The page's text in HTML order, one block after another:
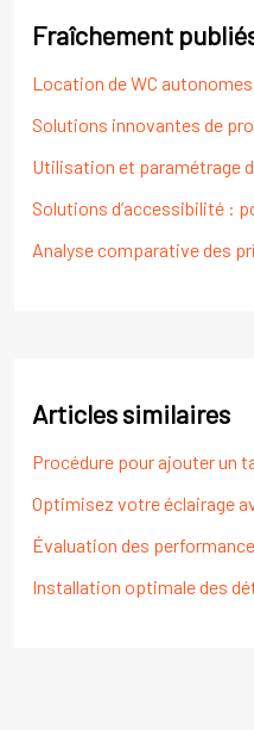
Fraîchement
Location de WC
Solutions innovantes de
Utilisation et paramétrage
Solutions d’accessibilité :
Analyse comparative des
Articles similaires
Procédure pour ajouter un
Optimisez votre éclairage
Évaluation des
Installation optimale des